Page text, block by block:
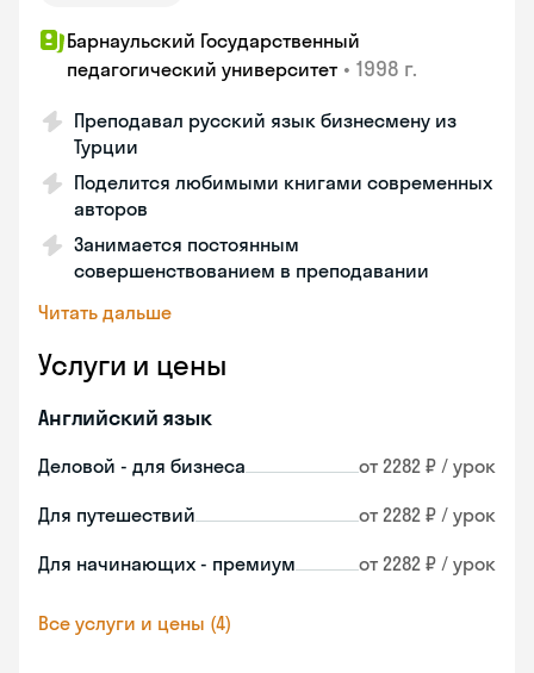
Барнаульский Государственный
педагогический университет • 1998 г.
Преподавал русский язык бизнесмену из
Турции
Поделится любимыми книгами современных
авторов
Занимается постоянным
совершенствованием в преподавании
Читать дальше
Услуги и цены
Английский язык
Деловой - для бизнеса от 2282 ₽ / урок
Для путешествий от 2282 ₽ / урок
Для начинающих - премиум от 2282 ₽ / урок
Все услуги и цены (4)